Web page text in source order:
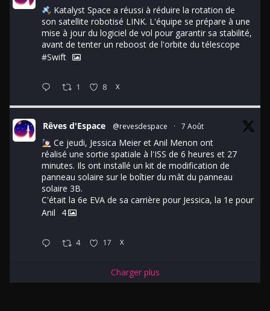
Katalyst Space a réussi à réduire la rotation de
son satellite robotisé LINK. L'équipe se prépare à une
mise à jour du logiciel de vol pour garantir sa stabilité,
avant de tenter un reboost de l'orbite du télescope
#Swift
1 8 X
Rêves d'Espace @revesdespace · 7 Août
Ce jeudi, Jessica Meier et Anil Menon ont
réalisé une sortie spatiale à l'ISS de 6 heures et 27
minutes. Ils ont installé un kit de modification de
panneau solaire sur le boîtier du mât du panneau
solaire 3B.
C'était la 6e EVA de sa carrière pour Jessica, la 1e pour
Anil
4
4 17 X
Charger plus